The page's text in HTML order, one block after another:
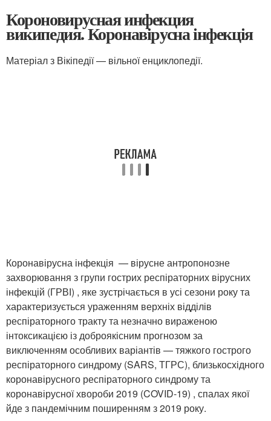
Короновирусная инфекция
википедия. Коронавірусна інфекція
Матеріал з Вікіпедії — вільної енциклопедії.
Коронавірусна інфекція — вірусне антропонозне
захворювання з групи гострих респіраторних вірусних
інфекцій (ГРВІ) , яке зустрічається в усі сезони року та
характеризується ураженням верхніх відділів
респіраторного тракту та незначно вираженою
інтоксикацією із доброякісним прогнозом за
виключенням особливих варіантів — тяжкого гострого
респіраторного синдрому (SARS, ТГРС), близькосхідного
коронавірусного респіраторного синдрому та
коронавірусної хвороби 2019 (COVID-19) , спалах якої
йде з пандемічним поширенням з 2019 року.